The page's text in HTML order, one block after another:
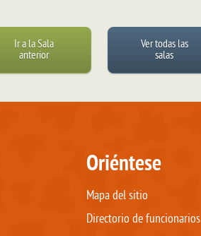
Ir a la Sala
anterior
Ver todas las
salas
Oriéntese
Mapa del sitio
Directorio de funcionarios